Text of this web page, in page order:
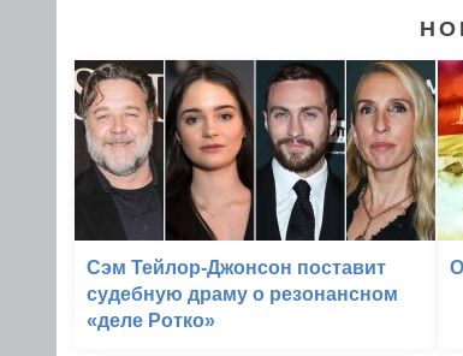
Сэм Тейлор-Джонсон поставит
судебную драму о резонансном
«деле Ротко»